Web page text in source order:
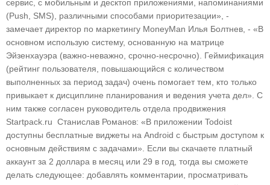
сервис, с мобильным и десктоп приложениями, напоминаниями
(Push, SMS), различными способами приоритезации», -
замечает директор по маркетингу MoneyMan Илья Болтнев, - «В
основном использую систему, основанную на матрице
Эйзенхауэра (важно-неважно, срочно-несрочно). Геймификация
(рейтинг пользователя, повышающийся с количеством
выполненных за период задач) очень помогает тем, кто только
привыкает к дисциплине планирования и ведения учета дел». С
ним также согласен руководитель отдела продвижения
Startpack.ru Станислав Романов: «В приложении Todoist
доступны бесплатные виджеты на Android с быстрым доступoм к
основным действиям с задачами». Если вы скачаете платный
аккаунт за 2 доллара в месяц или 29 в год, тогда вы сможете
делать следующее: добавлять комментарии, просматривать